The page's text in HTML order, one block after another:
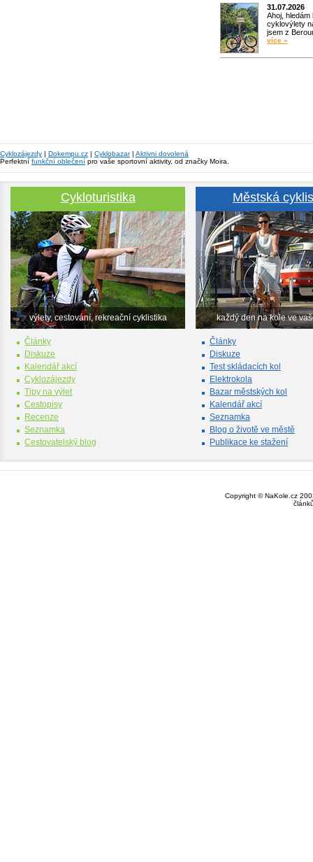
31.07.2026
Ahoj,
cyklovýlety
jsem z
více »
Cyklozájezdy | Dokempu.cz | Cyklobazar| Aktivni dovolená
Perfektní funkční oblečení pro vaše sportovní aktivity, od značky Moira.
Cykloturistika
výlety, cestování, rekreační cyklistika
Články
Diskuze
Kalendář akcí
Cyklozájezdy
Tipy na výlet
Cestopisy
Recenze
Seznamka
Cestovatelský blog
Městská
každý den na kole ve
Články
Diskuze
Test skládacích kol
Elektrokola
Bazar městských kol
Kalendář akcí
Seznamka
Blog o životě ve městě
Publikace ke stažení
Copyright © NaKole.cz